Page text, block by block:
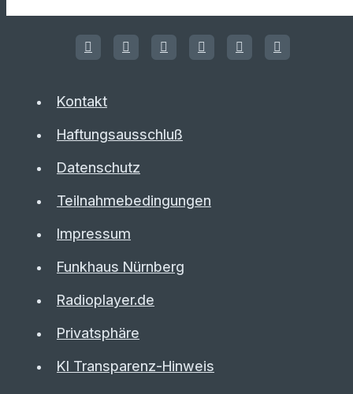
Kontakt
Haftungsausschluß
Datenschutz
Teilnahmebedingungen
Impressum
Funkhaus Nürnberg
Radioplayer.de
Privatsphäre
KI Transparenz-Hinweis